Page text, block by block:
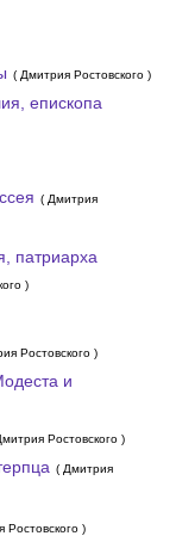
( Дмитрия Ростовского )
епископа
( Дмитрия
патриарха
)
Ростовского )
и
Ростовского )
( Дмитрия
Ростовского )